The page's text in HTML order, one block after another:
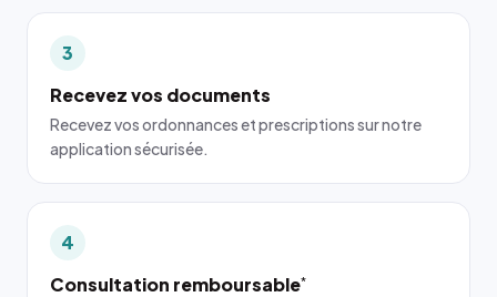
3
Recevez vos documents
Recevez vos ordonnances et prescriptions sur notre
application sécurisée.
4
Consultation remboursable*